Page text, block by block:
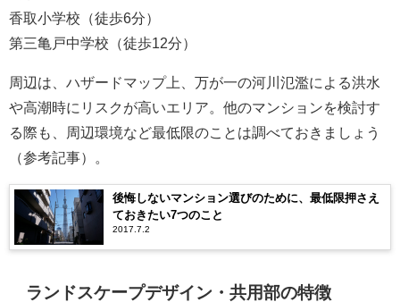
香取小学校（徒歩6分）
第三亀戸中学校（徒歩12分）
周辺は、ハザードマップ上、万が一の河川氾濫による洪水
や高潮時にリスクが高いエリア。他のマンションを検討す
る際も、周辺環境など最低限のことは調べておきましょう
（参考記事）。
後悔しないマンション選びのために、最低限押さえ
ておきたい7つのこと
2017.7.2
ランドスケープデザイン・共用部の特徴